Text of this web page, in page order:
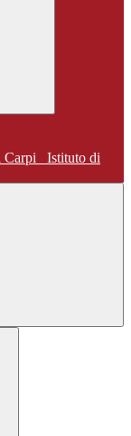
Istituto di